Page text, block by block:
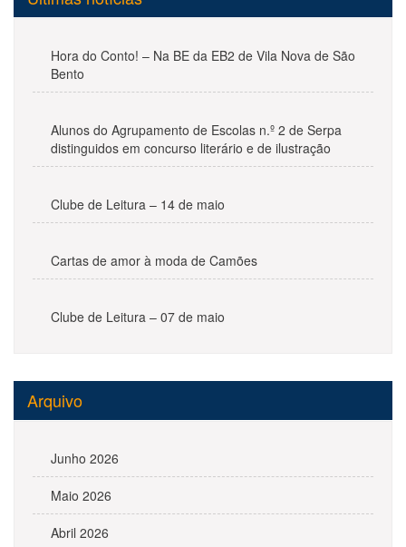
Hora do Conto! – Na BE da EB2 de Vila Nova de São
Bento
Alunos do Agrupamento de Escolas n.º 2 de Serpa
distinguidos em concurso literário e de ilustração
Clube de Leitura – 14 de maio
Cartas de amor à moda de Camões
Clube de Leitura – 07 de maio
Arquivo
Junho 2026
Maio 2026
Abril 2026